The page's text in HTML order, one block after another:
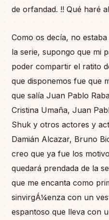
de orfandad. !! Qué haré
Como os decía, no
la serie, supongo que mi
poder compartir el ratito
que disponemos fue que
que salía Juan Pablo
Cristina Umaña, Juan
Shuk y otros actores y
Damián Alcazar, Bruno
creo que ya fue los
quedará prendada de la
que me encanta como
sinvirgÁ¼enza con un
espantoso que lleva con